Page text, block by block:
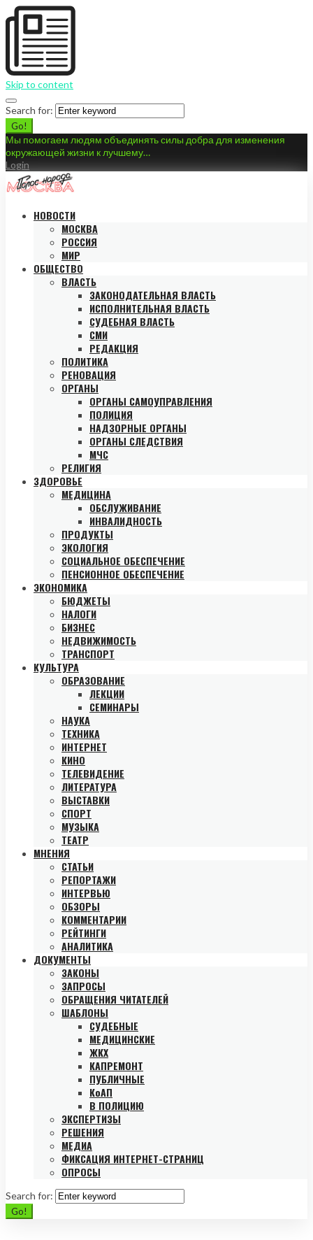
Skip to content
Search for:
Go!
Мы помогаем людям объединять силы добра для изменения
окружающей жизни к лучшему…
Login
НОВОСТИ
МОСКВА
РОССИЯ
МИР
ОБЩЕСТВО
ВЛАСТЬ
ЗАКОНОДАТЕЛЬНАЯ ВЛАСТЬ
ИСПОЛНИТЕЛЬНАЯ ВЛАСТЬ
СУДЕБНАЯ ВЛАСТЬ
СМИ
РЕДАКЦИЯ
ПОЛИТИКА
РЕНОВАЦИЯ
ОРГАНЫ
ОРГАНЫ САМОУПРАВЛЕНИЯ
ПОЛИЦИЯ
НАДЗОРНЫЕ ОРГАНЫ
ОРГАНЫ СЛЕДСТВИЯ
МЧС
РЕЛИГИЯ
ЗДОРОВЬЕ
МЕДИЦИНА
ОБСЛУЖИВАНИЕ
ИНВАЛИДНОСТЬ
ПРОДУКТЫ
ЭКОЛОГИЯ
СОЦИАЛЬНОЕ ОБЕСПЕЧЕНИЕ
ПЕНСИОННОЕ ОБЕСПЕЧЕНИЕ
ЭКОНОМИКА
БЮДЖЕТЫ
НАЛОГИ
БИЗНЕС
НЕДВИЖИМОСТЬ
ТРАНСПОРТ
КУЛЬТУРА
ОБРАЗОВАНИЕ
ЛЕКЦИИ
СЕМИНАРЫ
НАУКА
ТЕХНИКА
ИНТЕРНЕТ
КИНО
ТЕЛЕВИДЕНИЕ
ЛИТЕРАТУРА
ВЫСТАВКИ
СПОРТ
МУЗЫКА
ТЕАТР
МНЕНИЯ
СТАТЬИ
РЕПОРТАЖИ
ИНТЕРВЬЮ
ОБЗОРЫ
КОММЕНТАРИИ
РЕЙТИНГИ
АНАЛИТИКА
ДОКУМЕНТЫ
ЗАКОНЫ
ЗАПРОСЫ
ОБРАЩЕНИЯ ЧИТАТЕЛЕЙ
ШАБЛОНЫ
СУДЕБНЫЕ
МЕДИЦИНСКИЕ
ЖКХ
КАПРЕМОНТ
ПУБЛИЧНЫЕ
КоАП
В ПОЛИЦИЮ
ЭКСПЕРТИЗЫ
РЕШЕНИЯ
МЕДИА
ФИКСАЦИЯ ИНТЕРНЕТ-СТРАНИЦ
ОПРОСЫ
Search for:
Go!